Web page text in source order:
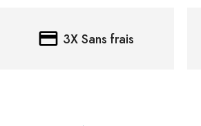
credit_card 3X Sans frais